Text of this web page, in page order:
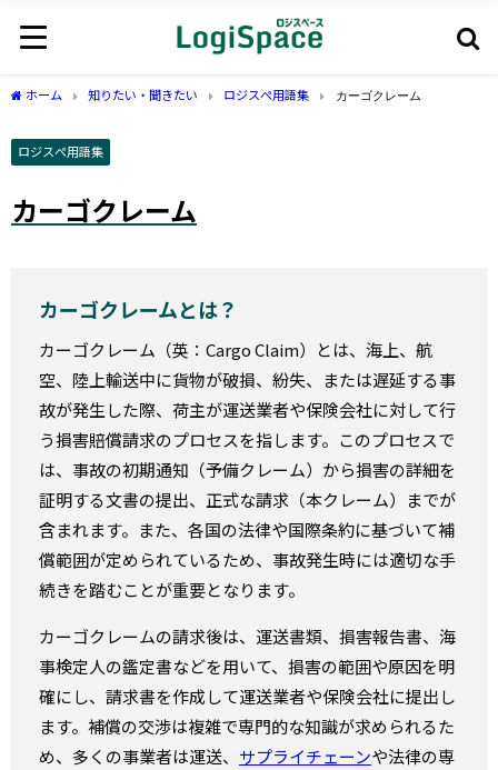
ホーム 知りたい・聞きたい ロジスぺ用語集 カーゴクレーム
ロジスぺ用語集
カーゴクレーム
カーゴクレームとは？
カーゴクレーム（英：Cargo Claim）とは、海上、航
空、陸上輸送中に貨物が破損、紛失、または遅延する事
故が発生した際、荷主が運送業者や保険会社に対して行
う損害賠償請求のプロセスを指します。このプロセスで
は、事故の初期通知（予備クレーム）から損害の詳細を
証明する文書の提出、正式な請求（本クレーム）までが
含まれます。また、各国の法律や国際条約に基づいて補
償範囲が定められているため、事故発生時には適切な手
続きを踏むことが重要となります。
カーゴクレームの請求後は、運送書類、損害報告書、海
事検定人の鑑定書などを用いて、損害の範囲や原因を明
確にし、請求書を作成して運送業者や保険会社に提出し
ます。補償の交渉は複雑で専門的な知識が求められるた
め、多くの事業者は運送、 サプライチェーンや法律の専